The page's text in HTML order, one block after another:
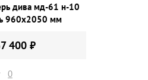
дива мд-61 н-10
960х2050 мм
400 ₽
0